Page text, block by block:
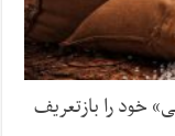
خود را بازتعریف